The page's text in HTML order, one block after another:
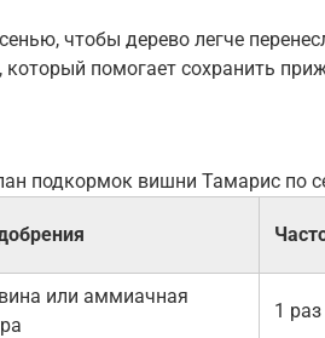
чтобы дерево легче
помогает сохранить
подкормок вишни Тамарис по
или аммиачная
1 раз